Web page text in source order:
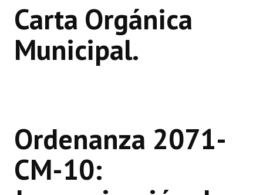
Digesto
DOCUMENTOS
Dictámenes Asesoría Letrada
Actas de Sesión
Carta Orgánica
Municipal.
Ordenanza 2071-
CM-10: